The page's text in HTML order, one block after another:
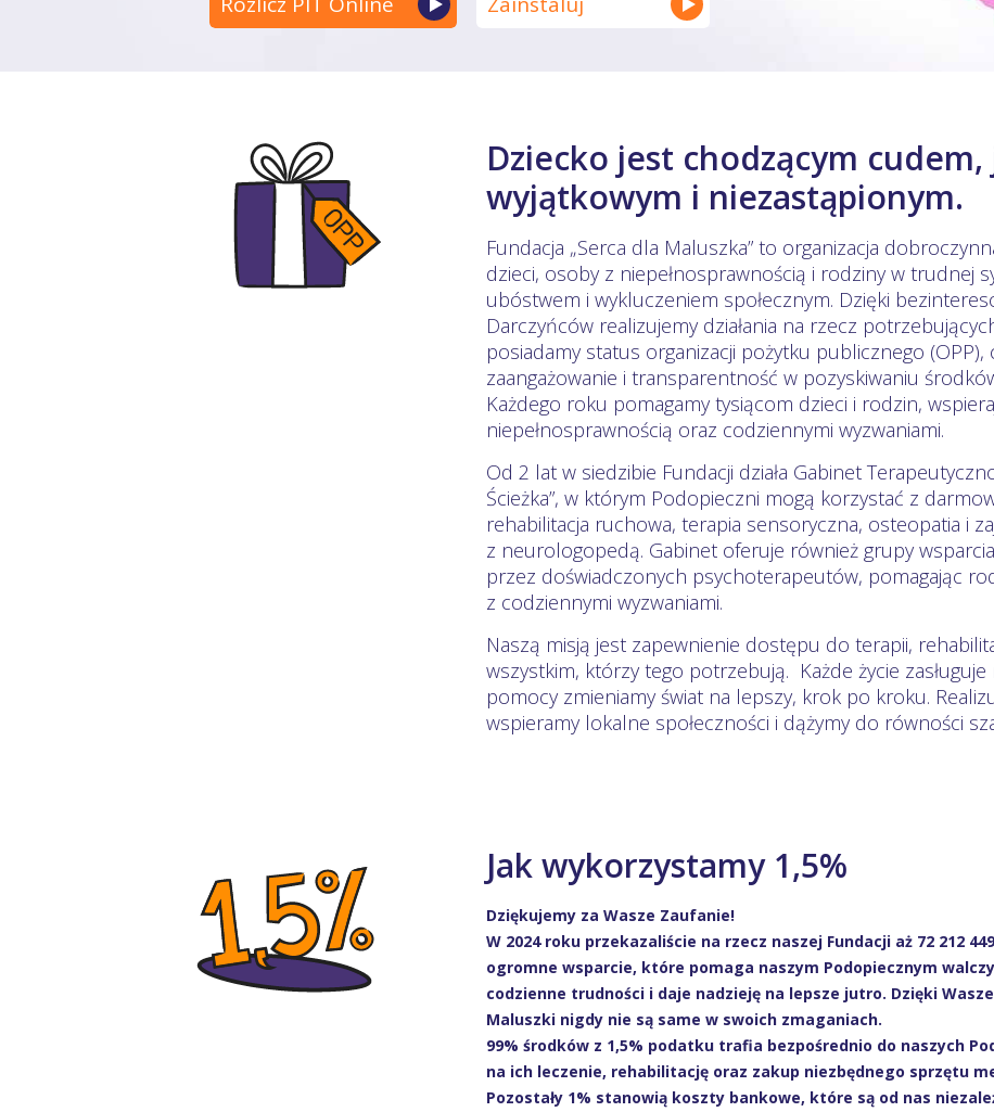
Dziecko jest chodzącym
wyjątkowym i niezastąpionym.
Fundacja „Serca dla Maluszka” to organizacja
dzieci, osoby z niepełnosprawnością i rodziny w trudnej
ubóstwem i wykluczeniem społecznym. Dzięki
Darczyńców realizujemy działania na rzecz
posiadamy status organizacji pożytku publicznego
zaangażowanie i transparentność w pozyskiwaniu
Każdego roku pomagamy tysiącom dzieci i rodzin,
niepełnosprawnością oraz codziennymi wyzwaniami.
Od 2 lat w siedzibie Fundacji działa Gabinet
Ścieżka”, w którym Podopieczni mogą korzystać z
rehabilitacja ruchowa, terapia sensoryczna, osteopatia i
z neurologopedą. Gabinet oferuje również grupy
przez doświadczonych psychoterapeutów, pomagając
z codziennymi wyzwaniami.
Naszą misją jest zapewnienie dostępu do terapii,
wszystkim, którzy tego potrzebują. Każde życie
pomocy zmieniamy świat na lepszy, krok po kroku.
wspieramy lokalne społeczności i dążymy do równości
Jak wykorzystamy 1,5%
Dziękujemy za Wasze Zaufanie!
W 2024 roku przekazaliście na rzecz naszej Fundacji aż 72 212
ogromne wsparcie, które pomaga naszym Podopiecznym
codzienne trudności i daje nadzieję na lepsze jutro. Dzięki
Maluszki nigdy nie są same w swoich zmaganiach.
99% środków z 1,5% podatku trafia bezpośrednio do naszych
na ich leczenie, rehabilitację oraz zakup niezbędnego sprzętu
Pozostały 1% stanowią koszty bankowe, które są od nas